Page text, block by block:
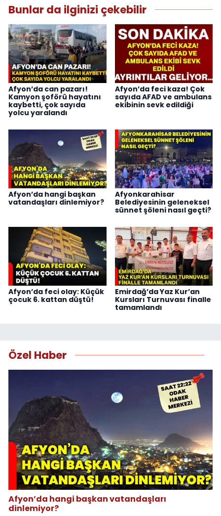
Bunlar da ilginizi çekebilir
Afyon’da can pazarı!
Kamyon şoförü hayatını
kaybetti, çok sayıda
yolcu yaralandı
Afyon’da feci kaza! Çok
sayıda AFAD ve ambulans
ekibinin sevk edildiği
Afyon’da hangi başkan
vatandaşları dinlemiyor?
Afyonkarahisar
Belediyesinin geleneksel
sünnet şöleni nasıl geçti?
Afyon’da feci olay: Küçük
çocuk 6. kattan düştü!
Emirdağ’da Yaz Kur’an
Kursları Turnuvası finalle
tamamlandı
Özel Haber
Afyon’da hangi başkan vatandaşları
dinlemiyor?